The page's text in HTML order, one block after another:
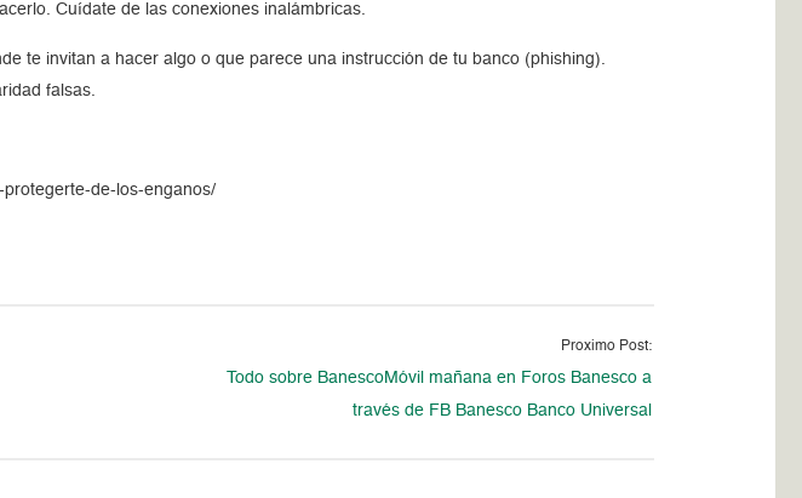
Cuídate de las conexiones inalámbricas.
te invitan a hacer algo o que parece una instrucción de tu banco (phishing).
falsas.
de-los-enganos/
Proximo Post:
Todo sobre BanescoMóvil mañana en Foros Banesco a
través de FB Banesco Banco Universal